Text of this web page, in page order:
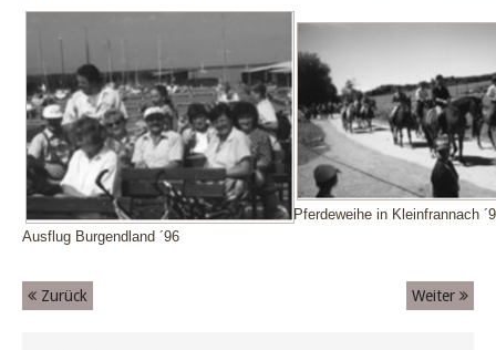
Ausflug Burgendland ´96
Pferdeweihe in Kleinfrannach
Zurück Weiter